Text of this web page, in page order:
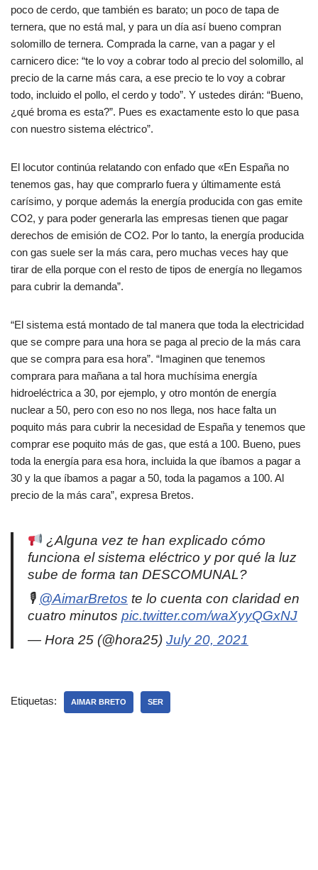
poco de cerdo, que también es barato; un poco de tapa de
ternera, que no está mal, y para un día así bueno compran
solomillo de ternera. Comprada la carne, van a pagar y el
carnicero dice: “te lo voy a cobrar todo al precio del solomillo, al
precio de la carne más cara, a ese precio te lo voy a cobrar
todo, incluido el pollo, el cerdo y todo”. Y ustedes dirán: “Bueno,
¿qué broma es esta?”. Pues es exactamente esto lo que pasa
con nuestro sistema eléctrico”.
El locutor continúa relatando con enfado que «En España no
tenemos gas, hay que comprarlo fuera y últimamente está
carísimo, y porque además la energía producida con gas emite
CO2, y para poder generarla las empresas tienen que pagar
derechos de emisión de CO2. Por lo tanto, la energía producida
con gas suele ser la más cara, pero muchas veces hay que
tirar de ella porque con el resto de tipos de energía no llegamos
para cubrir la demanda”.
“El sistema está montado de tal manera que toda la electricidad
que se compre para una hora se paga al precio de la más cara
que se compra para esa hora”. “Imaginen que tenemos
comprara para mañana a tal hora muchísima energía
hidroeléctrica a 30, por ejemplo, y otro montón de energía
nuclear a 50, pero con eso no nos llega, nos hace falta un
poquito más para cubrir la necesidad de España y tenemos que
comprar ese poquito más de gas, que está a 100. Bueno, pues
toda la energía para esa hora, incluida la que íbamos a pagar a
30 y la que íbamos a pagar a 50, toda la pagamos a 100. Al
precio de la más cara”, expresa Bretos.
¿Alguna vez te han explicado cómo
funciona el sistema eléctrico y por qué la luz
sube de forma tan DESCOMUNAL?
🎙 @AimarBretos te lo cuenta con claridad en
cuatro minutos pic.twitter.com/waXyyQGxNJ
— Hora 25 (@hora25) July 20, 2021
Etiquetas: AIMAR BRETO SER